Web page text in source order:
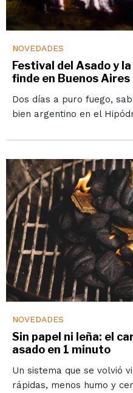
NOVEDADES
Festival del Asado y
finde en Buenos Aires
Dos días a puro fuego,
bien argentino en el
NOVEDADES
Sin papel ni leña: el
asado en 1 minuto
Un sistema que se volvió
rápidas, menos humo y